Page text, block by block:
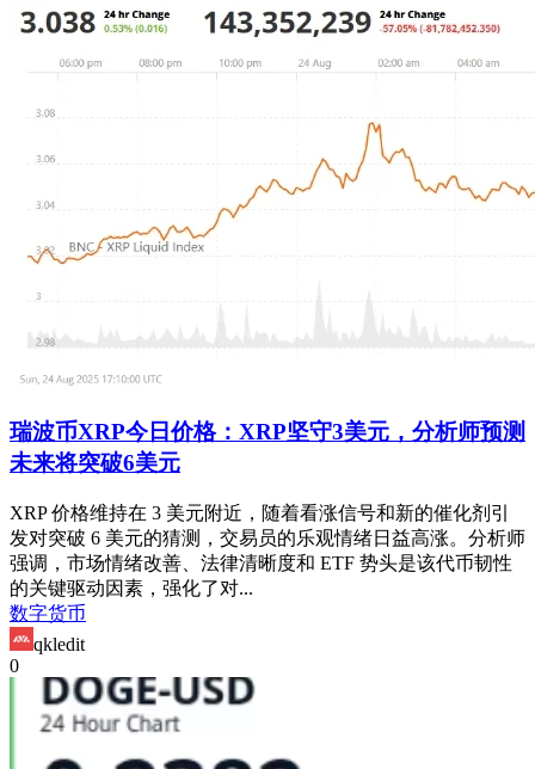
瑞波币XRP今日价格：XRP坚守3美元，分析师预测
未来将突破6美元
XRP 价格维持在 3 美元附近，随着看涨信号和新的催化剂引
发对突破 6 美元的猜测，交易员的乐观情绪日益高涨。分析师
强调，市场情绪改善、法律清晰度和 ETF 势头是该代币韧性
的关键驱动因素，强化了对...
数字货币
qkledit
0